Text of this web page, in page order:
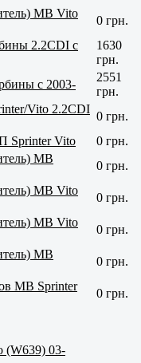
MB Vito
0 грн.
2.2CDI с
1630
грн.
с 2003-
2551
грн.
Vito 2.2CDI
0 грн.
Sprinter Vito
0 грн.
MB
0 грн.
MB Vito
0 грн.
MB Vito
0 грн.
MB
0 грн.
MB Sprinter
0 грн.
(W639) 03-